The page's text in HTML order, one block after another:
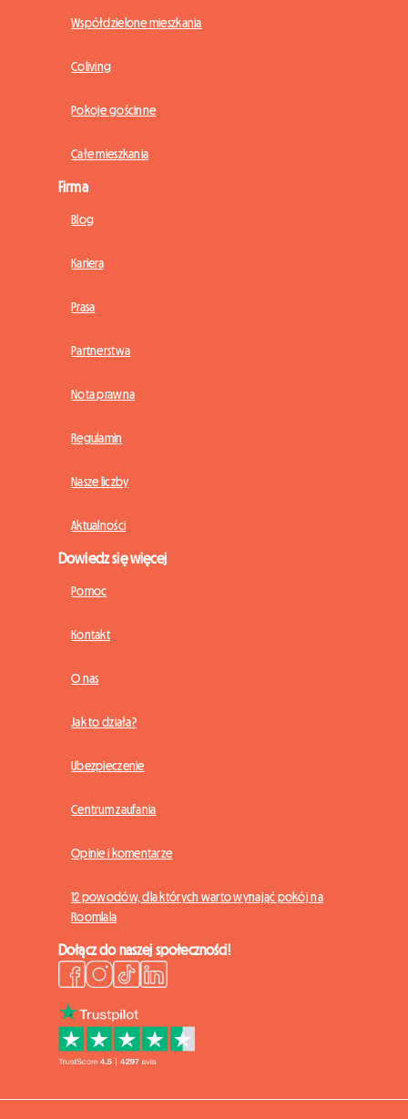
Współdzielone mieszkania
Coliving
Pokoje gościnne
Całe mieszkania
Firma
Blog
Kariera
Prasa
Partnerstwa
Nota prawna
Regulamin
Nasze liczby
Aktualności
Dowiedz się więcej
Pomoc
Kontakt
O nas
Jak to działa?
Ubezpieczenie
Centrum zaufania
Opinie i komentarze
12 powodów, dla których warto wynająć pokój na
Roomlala
Dołącz do naszej społeczności!